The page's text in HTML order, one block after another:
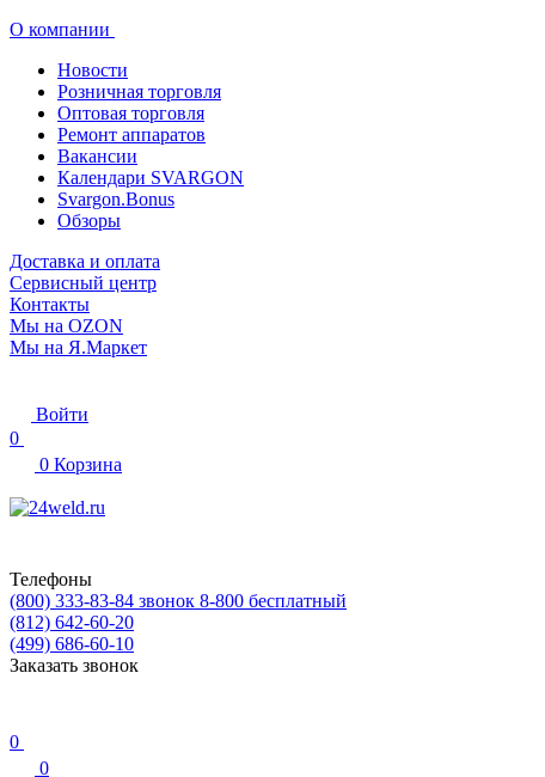
О компании
Новости
Розничная торговля
Оптовая торговля
Ремонт аппаратов
Вакансии
Календари SVARGON
Svargon.Bonus
Обзоры
Доставка и оплата
Сервисный центр
Контакты
Мы на OZON
Мы на Я.Маркет
Войти
0
0 Корзина
Телефоны
(800) 333-83-84 звонок 8-800 бесплатный
(812) 642-60-20
(499) 686-60-10
Заказать звонок
0
0